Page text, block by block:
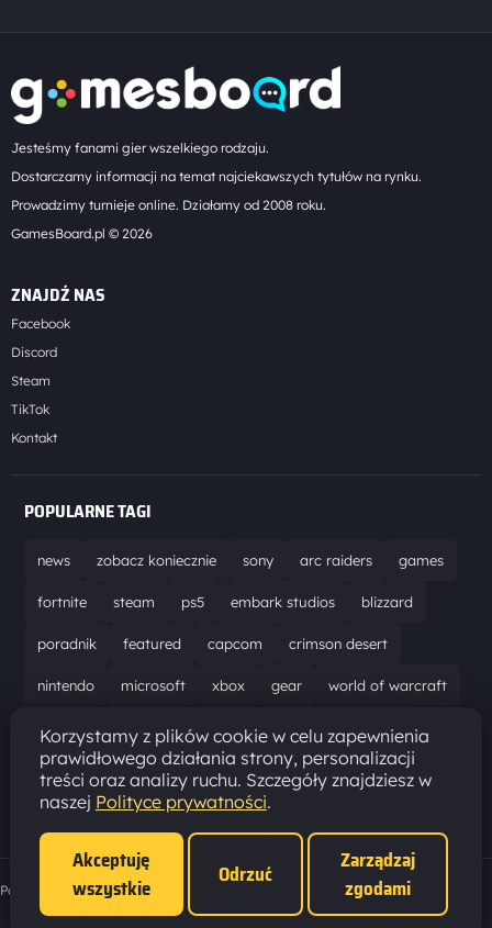
Jesteśmy fanami gier wszelkiego rodzaju.
Dostarczamy informacji na temat najciekawszych tytułów na rynku.
Prowadzimy turnieje online. Działamy od 2008 roku.
GamesBoard.pl © 2026
ZNAJDŹ NAS
Facebook
Discord
Steam
TikTok
Kontakt
POPULARNE TAGI
news zobacz koniecznie sony arc raiders games
fortnite steam ps5 embark studios blizzard
poradnik featured capcom crimson desert
nintendo microsoft xbox gear world of warcraft
solucja marathon ubisoft bungie recenzja
resident evil requiem gaming aktualizacja pc
epic games hytale
Polityka prywatności ·
Korzystamy z plików cookie w celu zapewnienia
prawidłowego działania strony, personalizacji
treści oraz analizy ruchu. Szczegóły znajdziesz w
naszej Polityce prywatności.
Akceptuję
wszystkie
Odrzuć
Zarządzaj
zgodami